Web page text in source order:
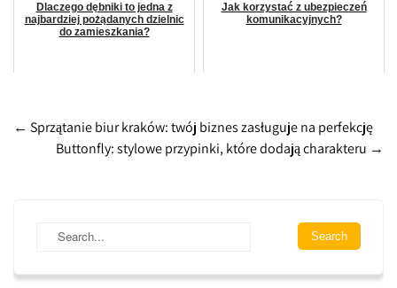
Dlaczego dębniki to jedna z
najbardziej pożądanych dzielnic
do zamieszkania?
Jak korzystać z ubezpieczeń
komunikacyjnych?
Post
navigation
← Sprzątanie biur kraków: twój biznes zasługuje na perfekcję
Buttonfly: stylowe przypinki, które dodają charakteru →